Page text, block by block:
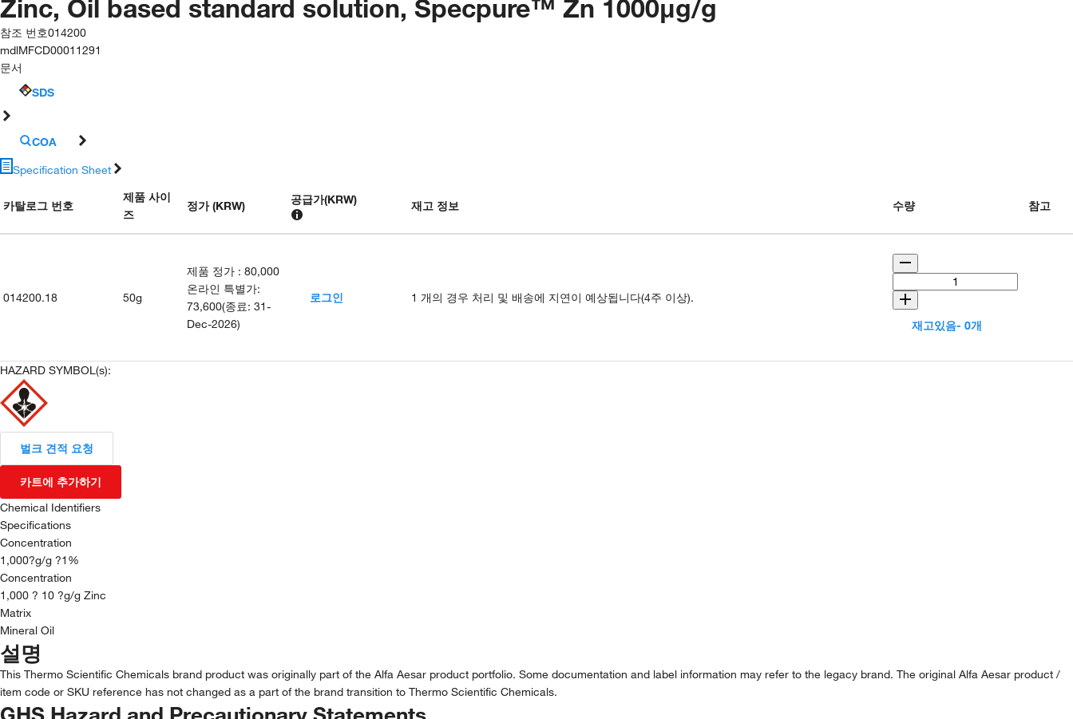
Zinc, Oil based standard solution, Specpure™ Zn 1000μg/g
참조 번호014200
mdlMFCD00011291
문서
SDS
COA
Specification Sheet
카탈로그 번호
제품 사이
즈
정가 (KRW) 공급가(KRW) 재고 정보 수량 참고
014200.18 50g
제품 정가 : 80,000
온라인 특별가:
73,600(종료: 31-
Dec-2026)
로그인 1 개의 경우 처리 및 배송에 지연이 예상됩니다(4주 이상).
재고있음- 0개
HAZARD SYMBOL(s):
벌크 견적 요청
카트에 추가하기
Chemical Identifiers
Specifications
Concentration
1,000?g/g ?1%
Concentration
1,000 ? 10 ?g/g Zinc
Matrix
Mineral Oil
설명
This Thermo Scientific Chemicals brand product was originally part of the Alfa Aesar product portfolio. Some documentation and label information may refer to the legacy brand. The original Alfa Aesar product /
item code or SKU reference has not changed as a part of the brand transition to Thermo Scientific Chemicals.